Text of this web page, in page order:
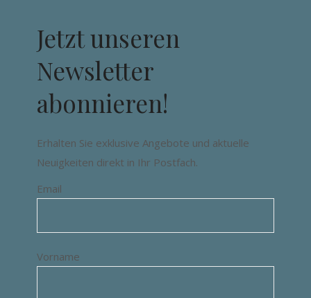
Jetzt unseren
Newsletter
abonnieren!
Erhalten Sie exklusive Angebote und aktuelle
Neuigkeiten direkt in Ihr Postfach.
Email
Vorname